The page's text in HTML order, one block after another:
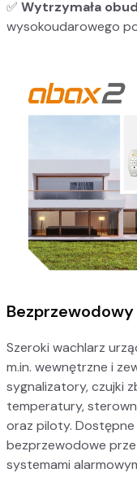
✅ Wytrzymała
wysokoudarowego
Szeroki wachlarz
m.in. wewnętrzne i
sygnalizatory, czujki
temperatury,
oraz piloty.
bezprzewodowe
systemami